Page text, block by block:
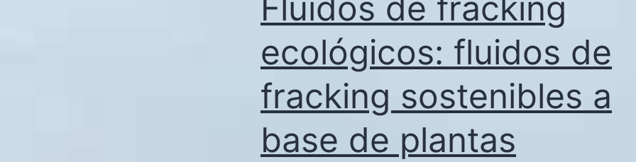
Fluidos de fracking
ecológicos: fluidos de
fracking sostenibles a
base de plantas